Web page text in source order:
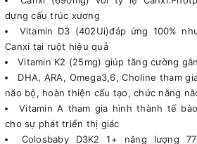
dựng cấu trúc xương
Vitamin D3 (402Ui)đáp ứng 100%
Canxi tại ruột hiệu quả
Vitamin K2 (25mg) giúp tăng cường
DHA, ARA, Omega3,6, Choline tham
não bộ, hoàn thiện cấu tạo, chức năng
Vitamin A tham gia hình thành tế
cho sự phát triển thị giác
Colosbaby D3K2 1+ năng lượng